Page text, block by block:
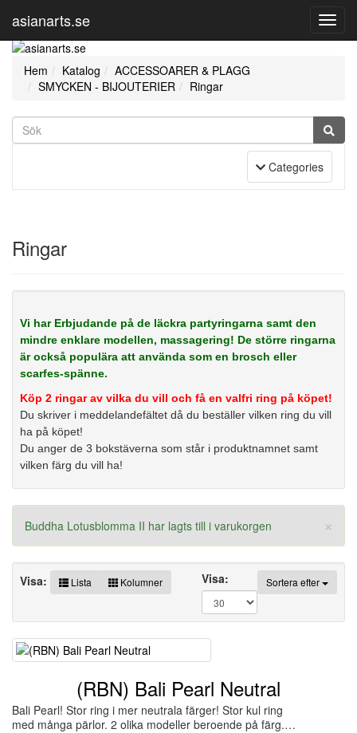
asianarts.se
Hem Katalog
ACCESSOARER & PLAGG
SMYCKEN - BIJOUTERIER
Ringar
Toggle Navigation
Categories
Ringar
Vi har Erbjudande på de läckra partyringarna samt den
mindre enklare modellen, massagering! De större ringarna
är också populära att använda som en brosch eller
scarfes-spänne.
Köp 2 ringar av vilka du vill och få en valfri ring på köpet!
Du skriver i meddelandefältet då du beställer vilken ring du vill
ha på köpet!
Du anger de 3 bokstäverna som står i produktnamnet samt
vilken färg du vill ha!
×
Buddha Lotusblomma II har lagts till i varukorgen
Sortera efter
Visa:
Visa: Lista Kolumner
(RBN) Bali Pearl Neutral
Bali Pearl! Stor ring i mer neutrala färger! Stor kul ring
med många pärlor. 2 olika modeller beroende på färg.…